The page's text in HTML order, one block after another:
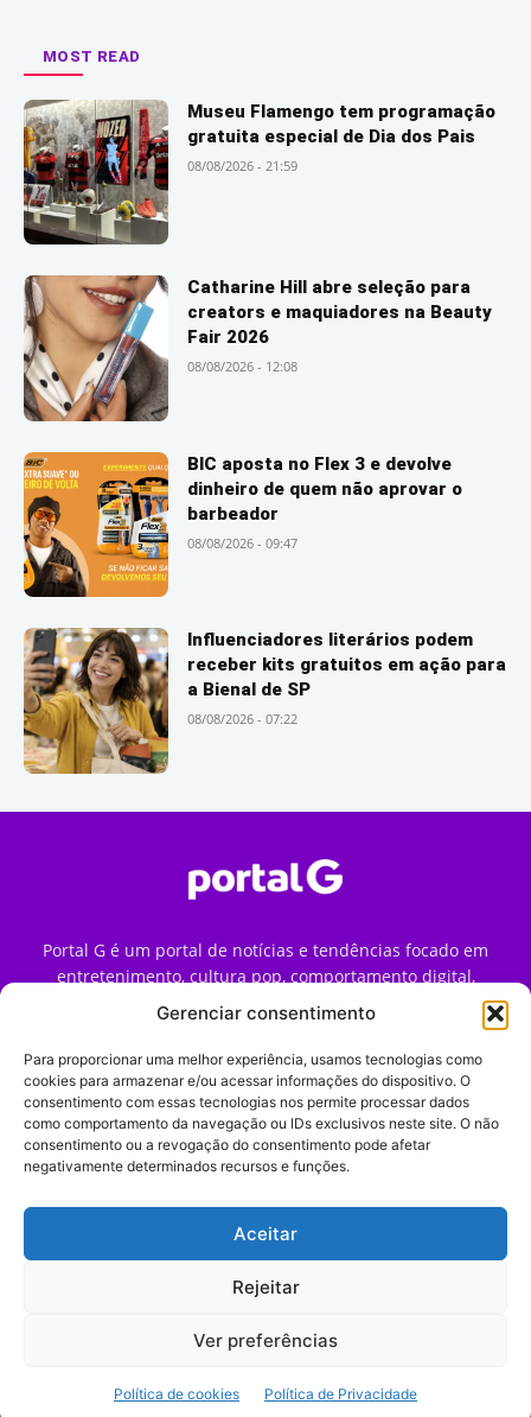
Gerenciar consentimento
Para proporcionar uma melhor experiência, usamos tecnologias como
cookies para armazenar e/ou acessar informações do dispositivo. O
consentimento com essas tecnologias nos permite processar dados
como comportamento da navegação ou IDs exclusivos neste site. O não
consentimento ou a revogação do consentimento pode afetar
negativamente determinados recursos e funções.
Aceitar
Rejeitar
Ver preferências
Política de cookies Política de Privacidade
MOST READ
Museu Flamengo tem programação
gratuita especial de Dia dos Pais
08/08/2026 - 21:59
Catharine Hill abre seleção para
creators e maquiadores na Beauty
Fair 2026
08/08/2026 - 12:08
BIC aposta no Flex 3 e devolve
dinheiro de quem não aprovar o
barbeador
08/08/2026 - 09:47
Influenciadores literários podem
receber kits gratuitos em ação para
a Bienal de SP
08/08/2026 - 07:22
Portal G é um portal de notícias e tendências focado em
entretenimento, cultura pop, comportamento digital,
streaming, games e iniciativas de marca que impactam a
forma como o público vive e consome internet no Brasil.
Contato:contato@portalg.com.br
Início Sobre
Termos de Uso
Política de Privacidade
Contato
tendências de consumo, marketing e comportamento digital.